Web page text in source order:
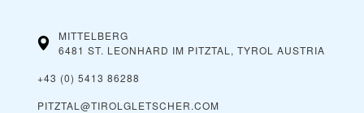
MITTELBERG
6481 ST. LEONHARD IM PITZTAL, TYROL AUSTRIA
+43 (0) 5413 86288
PITZTAL@TIROLGLETSCHER.COM